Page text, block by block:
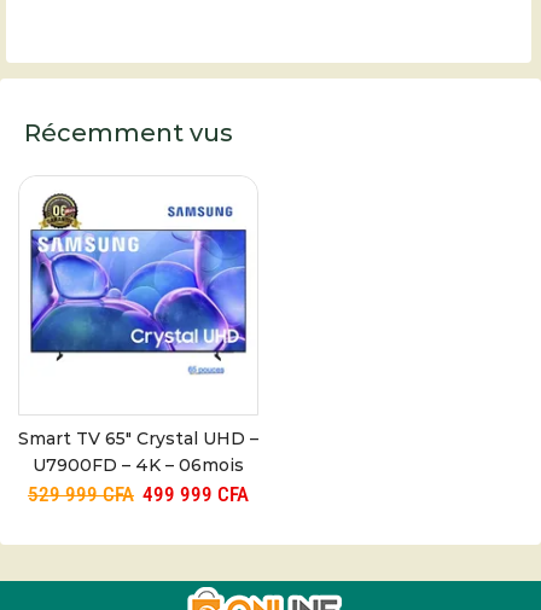
Récemment vus
Smart TV 65″ Crystal UHD –
U7900FD – 4K – 06mois
529 999CFA 499 999 CFA